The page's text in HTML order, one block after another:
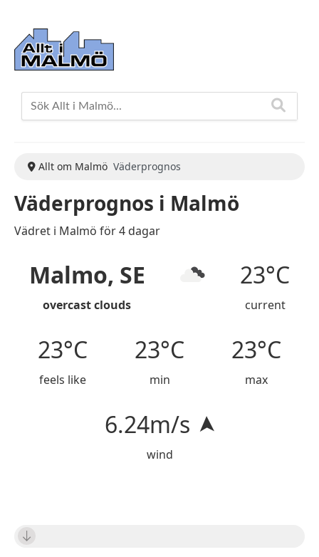
Allt om Malmö Väderprognos
Väderprognos i Malmö
Vädret i Malmö för 4 dagar
Malmo, SE
overcast clouds
23°C
current
23°C
feels like
23°C
min
23°C
max
6.24m/s ➤
wind